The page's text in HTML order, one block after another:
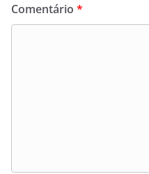
Comentário *